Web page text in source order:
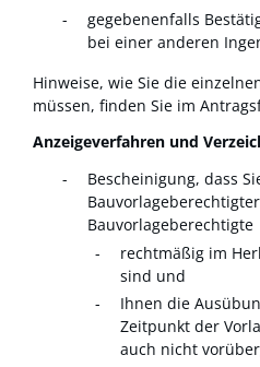
gegebenenfalls
bei einer anderen
Hinweise, wie Sie die
müssen, finden Sie im
Anzeigeverfahren und
Bescheinigung, dass
Bauvorlageberechtigte
rechtmäßig im
sind und
Ihnen die
Zeitpunkt der
auch nicht